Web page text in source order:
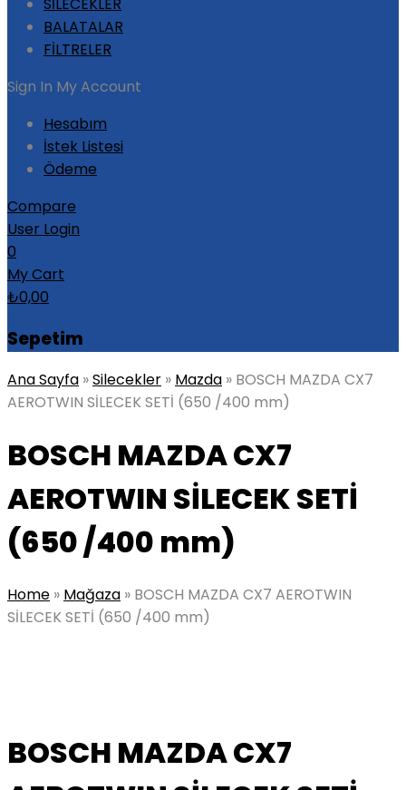
BALATALAR
FİLTRELER
Sign In My Account
Hesabım
İstek Listesi
Ödeme
Compare
User Login
0
My Cart
₺0,00
Sepetim
Ana Sayfa »Silecekler » Mazda » BOSCH MAZDA CX7
AEROTWIN SİLECEK SETİ (650 /400 mm)
BOSCH MAZDA CX7
AEROTWIN SİLECEK SETİ
(650 /400 mm)
Home » Mağaza » BOSCH MAZDA CX7 AEROTWIN
SİLECEK SETİ (650 /400 mm)
BOSCH MAZDA CX7